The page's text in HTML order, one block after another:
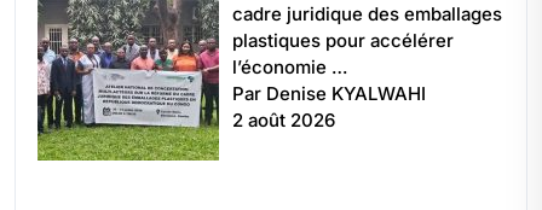
cadre juridique des emballages
plastiques pour accélérer
l’économie …
Par Denise KYALWAHI
2 août 2026